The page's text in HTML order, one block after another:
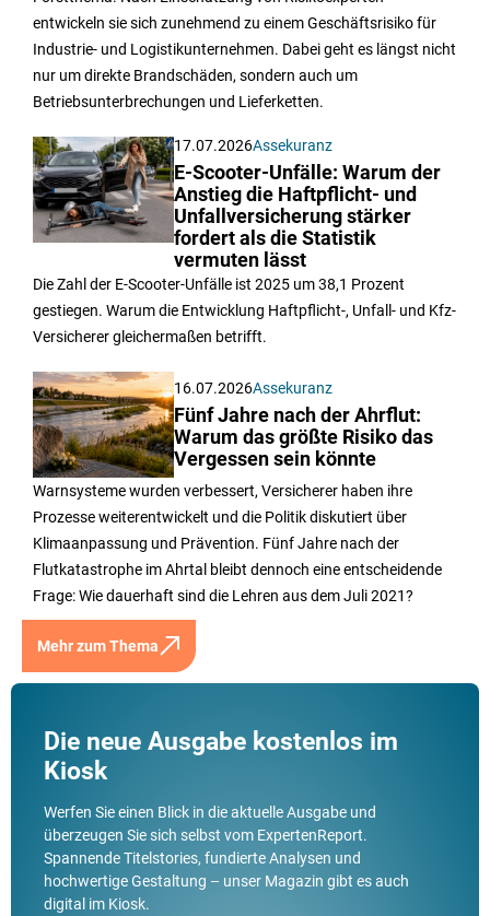
entwickeln sie sich zunehmend zu einem Geschäftsrisiko für
Industrie- und Logistikunternehmen. Dabei geht es längst nicht
nur um direkte Brandschäden, sondern auch um
Betriebsunterbrechungen und Lieferketten.
17.07.2026Assekuranz
E-Scooter-Unfälle: Warum der
Anstieg die Haftpflicht- und
Unfallversicherung stärker
fordert als die Statistik
vermuten lässt
Die Zahl der E-Scooter-Unfälle ist 2025 um 38,1 Prozent
gestiegen. Warum die Entwicklung Haftpflicht-, Unfall- und Kfz-
Versicherer gleichermaßen betrifft.
16.07.2026Assekuranz
Fünf Jahre nach der Ahrflut:
Warum das größte Risiko das
Vergessen sein könnte
Warnsysteme wurden verbessert, Versicherer haben ihre
Prozesse weiterentwickelt und die Politik diskutiert über
Klimaanpassung und Prävention. Fünf Jahre nach der
Flutkatastrophe im Ahrtal bleibt dennoch eine entscheidende
Frage: Wie dauerhaft sind die Lehren aus dem Juli 2021?
Mehr zum Thema
Die neue Ausgabe kostenlos im
Kiosk
Werfen Sie einen Blick in die aktuelle Ausgabe und
überzeugen Sie sich selbst vom ExpertenReport.
Spannende Titelstories, fundierte Analysen und
hochwertige Gestaltung – unser Magazin gibt es auch
digital im Kiosk.